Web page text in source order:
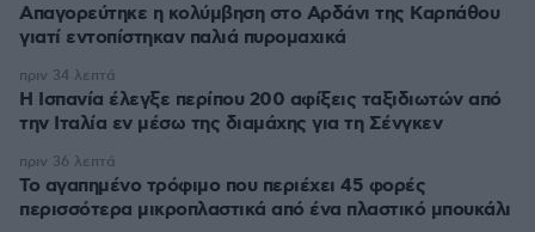
Απαγορεύτηκε η κολύμβηση στο Αρδάνι της Καρπάθου
γιατί εντοπίστηκαν παλιά πυρομαχικά
Η Ισπανία έλεγξε περίπου 200 αφίξεις ταξιδιωτών από
την Ιταλία εν μέσω της διαμάχης για τη Σένγκεν
πριν 34 λεπτά
Το αγαπημένο τρόφιμο που περιέχει 45 φορές
περισσότερα μικροπλαστικά από ένα πλαστικό μπουκάλι
πριν 36 λεπτά